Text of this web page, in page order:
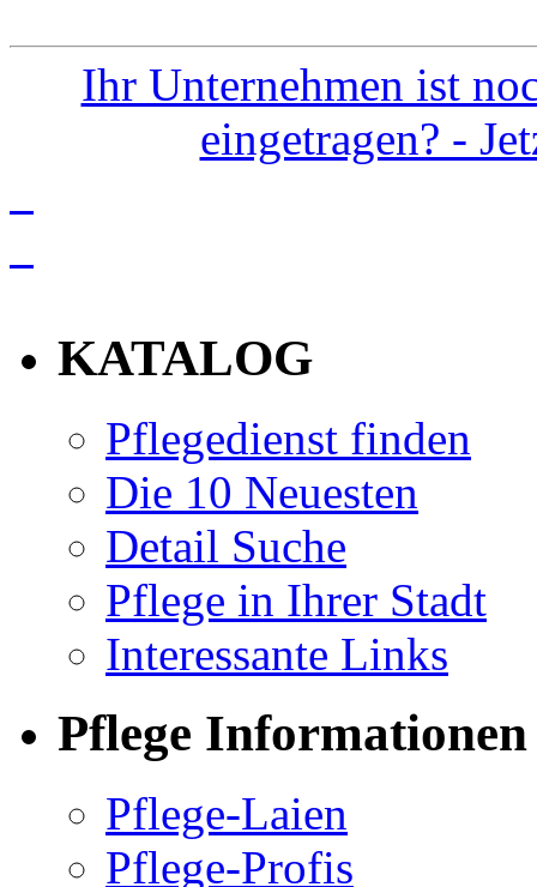
Ihr Unternehmen ist
eingetragen? -
KATALOG
Pflegedienst finden
Die 10 Neuesten
Detail Suche
Pflege in Ihrer Stadt
Interessante Links
Pflege Informationen
Pflege-Laien
Pflege-Profis